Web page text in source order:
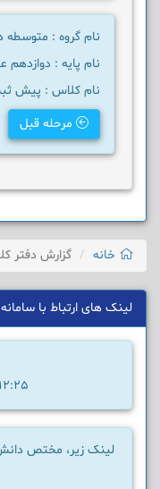
نام گروه : متوسطه
نام پایه : دوازدهم
نام کلاس : پیش
مرحله قبل
خانه گزارش دفتر
لینک های ارتباط با
12:25 جمعه, 16 مرداد 1405
لینک زیر، مختص